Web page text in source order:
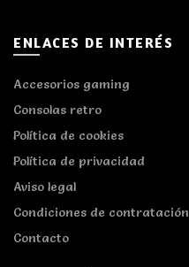
ENLACES DE INTERÉS
Accesorios gaming
Consolas retro
Política de cookies
Política de privacidad
Aviso legal
Condiciones de contratación
Contacto